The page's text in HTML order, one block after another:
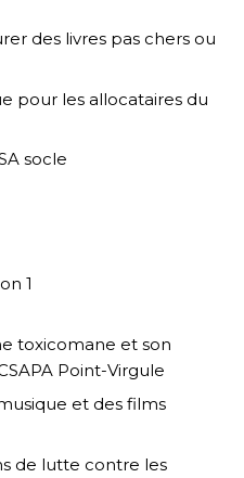
des livres pas chers ou
pour les allocataires du
socle
1
toxicomane et son
Point-Virgule
et des films
de lutte contre les